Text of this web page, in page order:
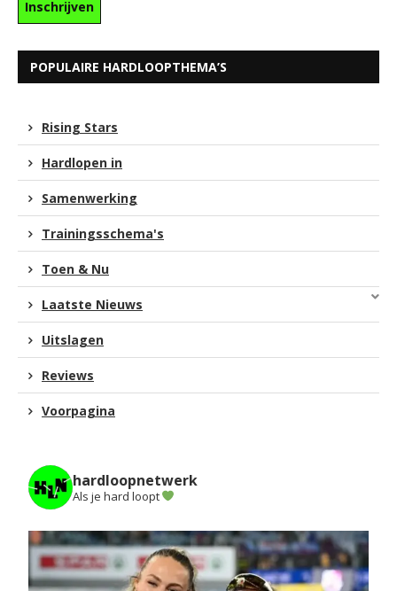
POPULAIRE HARDLOOPTHEMA’S
Rising Stars
Hardlopen in
Samenwerking
Trainingsschema's
Toen & Nu
Laatste Nieuws
Uitslagen
Reviews
Voorpagina
hardloopnetwerk
Als je hard loopt